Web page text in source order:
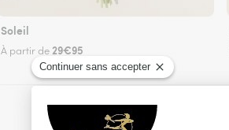
Soleil
À partir de 29€95